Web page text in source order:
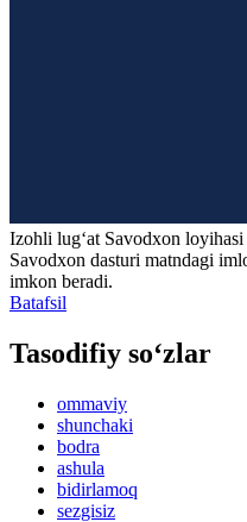
Izohli lugʻat Savodxon
Savodxon dasturi matndagi
imkon beradi.
Batafsil
Tasodifiy so‘zlar
ommaviy
shunchaki
bodra
ashula
bidirlamoq
sezgisiz